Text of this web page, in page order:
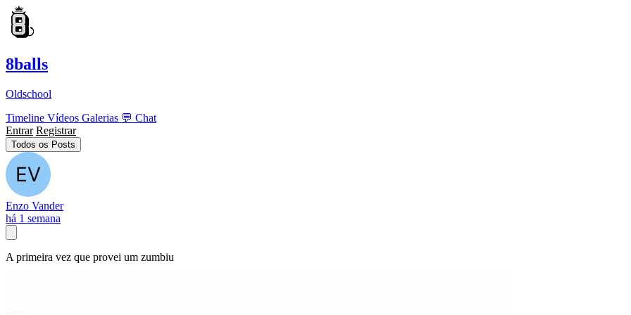
8balls
Oldschool
Timeline Vídeos Galerias 💬 Chat
Entrar Registrar
Todos os Posts
Enzo Vander
há 1 semana
A primeira vez que provei um zumbiu